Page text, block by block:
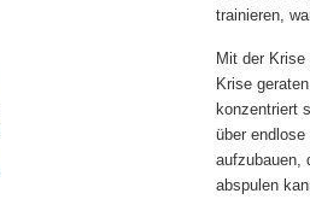
trainieren,
Mit der
Krise
konzentriert
über
aufzubauen,
abspulen